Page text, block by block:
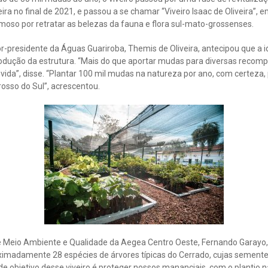
no final de 2021, e passou a se chamar “Viveiro Isaac de Oliveira”,
por retratar as belezas da fauna e flora sul-mato-grossenses.
presidente da Águas Guariroba, Themis de Oliveira, antecipou que a
da estrutura. “Mais do que aportar mudas para diversas
disse. “Plantar 100 mil mudas na natureza por ano, com
do Sul”, acrescentou.
Ambiente e Qualidade da Aegea Centro Oeste, Fernando
28 espécies de árvores típicas do Cerrado, cujas